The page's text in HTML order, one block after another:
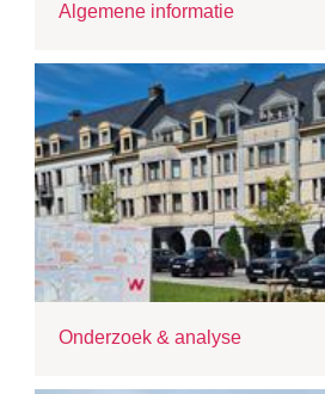
Algemene informatie
Onderzoek & analyse